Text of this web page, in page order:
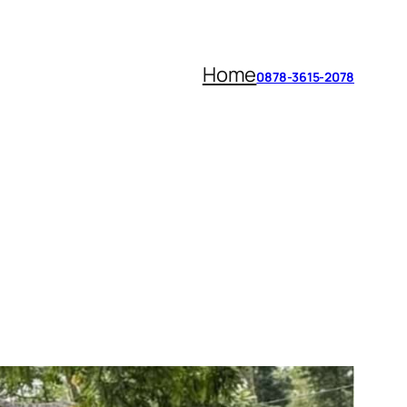
Home0878-3615-2078